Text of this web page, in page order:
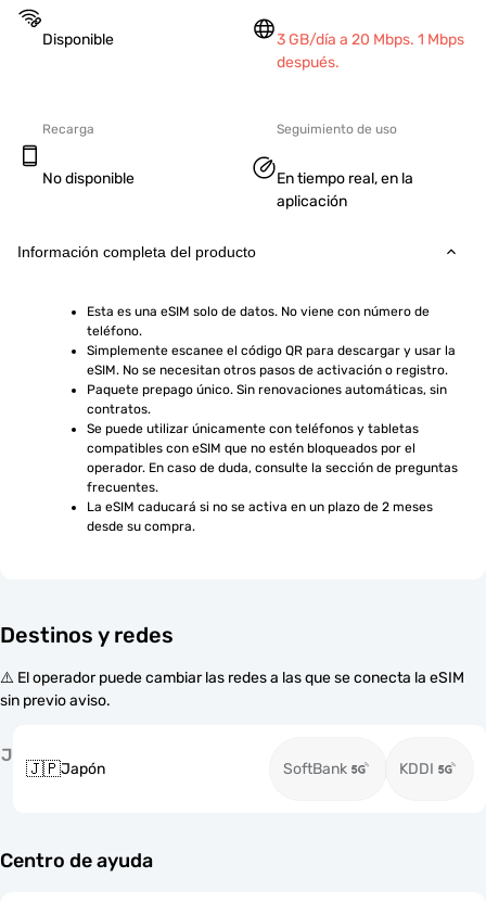
Disponible
3 GB/día a 20 Mbps. 1 Mbps
después.
Recarga
No disponible
Seguimiento de uso
En tiempo real, en la
aplicación
Información completa del producto
Esta es una eSIM solo de datos. No viene con número de
teléfono.
Simplemente escanee el código QR para descargar y usar la
eSIM. No se necesitan otros pasos de activación o registro.
Paquete prepago único. Sin renovaciones automáticas, sin
contratos.
Se puede utilizar únicamente con teléfonos y tabletas
compatibles con eSIM que no estén bloqueados por el
operador. En caso de duda, consulte la sección de preguntas
frecuentes.
La eSIM caducará si no se activa en un plazo de 2 meses
desde su compra.
Destinos y redes
⚠️ El operador puede cambiar las redes a las que se conecta la eSIM
sin previo aviso.
J
🇯🇵Japón SoftBank KDDI
Centro de ayuda